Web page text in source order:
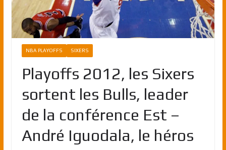
NBA PLAYOFFS SIXERS
Playoffs 2012, les Sixers
sortent les Bulls, leader
de la conférence Est –
André Iguodala, le héros